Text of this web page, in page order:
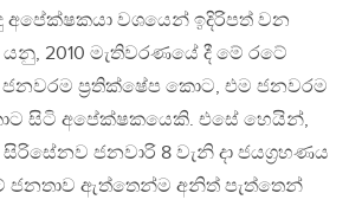
වශයෙන් ඉදිරිපත් වන
2010 මැතිවරණයේ දී මේ රටේ
ප‍්‍රතික්ෂේප කොට, එම ජනවරම
සිටි අපේක්ෂකයෙකි. එසේ හෙයින්,
ජනවාරි 8 වැනි දා ජයග‍්‍රහණය
ජනතාව ඇත්තෙන්ම අනිත් පැත්තෙන්